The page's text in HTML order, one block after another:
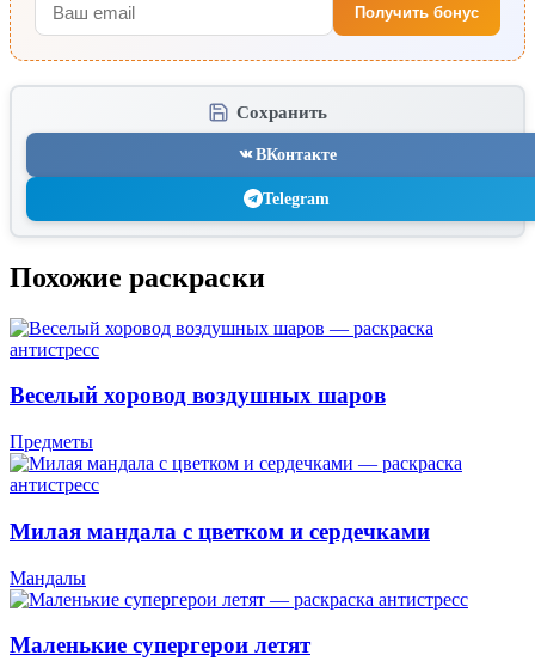
Получить бонус
Сохранить
ВКонтакте
Telegram
Похожие раскраски
Веселый хоровод воздушных шаров
Предметы
Милая мандала с цветком и сердечками
Мандалы
Маленькие супергерои летят